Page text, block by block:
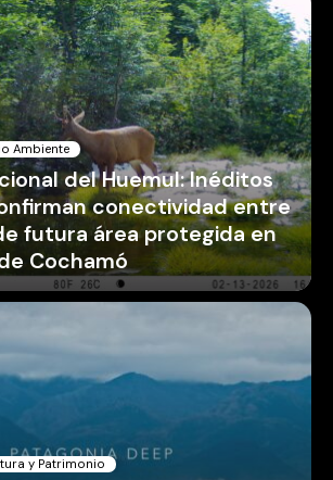
Ambiente
del Huemul: Inéditos
conectividad entre
futura área protegida en
Cochamó
y Patrimonio